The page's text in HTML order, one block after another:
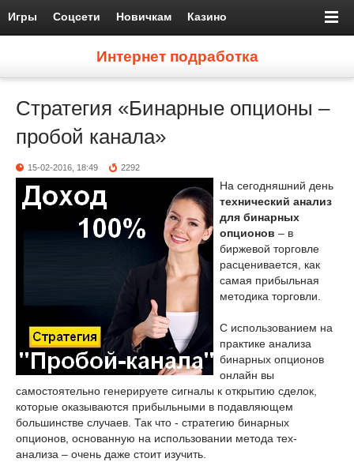
Игры Соцсети Новичкам Казино
Интернет подработка
Стратегия «Бинарные опционы –
пробой канала»
15-02-2016, 18:49 2292
На сегодняшний день
технический анализ
для бинарных
опционов – в
биржевой торговле
расценивается, как
самая прибыльная
методика торговли.
С использованием на
практике анализа
бинарных опционов
онлайн вы
самостоятельно генерируете сигналы к открытию сделок,
которые оказываются прибыльными в подавляющем
большинстве случаев. Так что - стратегию бинарных
опционов, основанную на использовании метода тех-
анализа – очень даже стоит изучить.